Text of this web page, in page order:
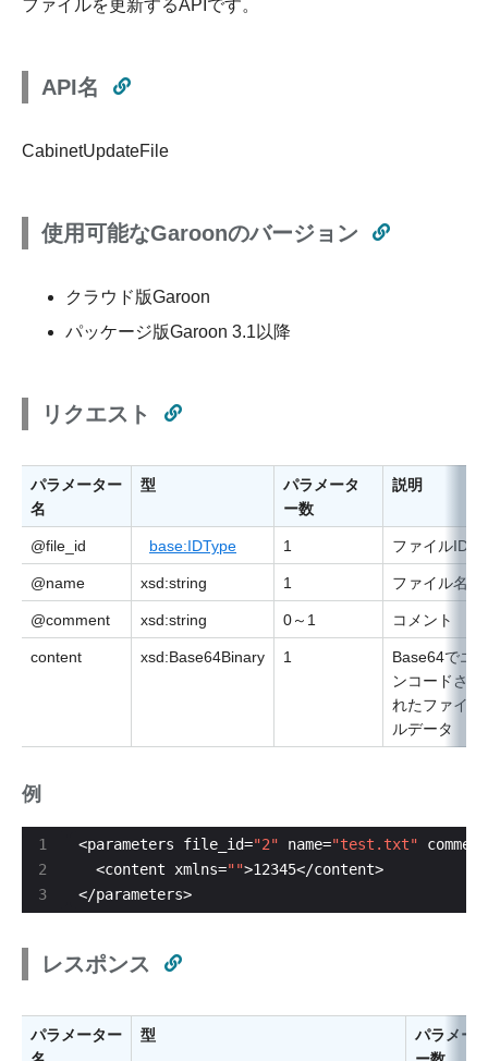
ファイルを更新するAPIです。
API名
CabinetUpdateFile
使用可能なGaroonのバージョン
クラウド版Garoon
パッケージ版Garoon 3.1以降
リクエスト
パラメーター
名
型
パラメータ
ー数
説明
@file_id base:IDType 1 ファイルID
@name xsd:string 1 ファイル名
@comment xsd:string 0～1 コメント
content xsd:Base64Binary 1
Base64でエ
ンコードさ
れたファイ
ルデータ
例
3
<parameters file_id="2" name="test.txt"
  <content xmlns=
""
</parameters>
レスポンス
パラメーター
型
パラメー